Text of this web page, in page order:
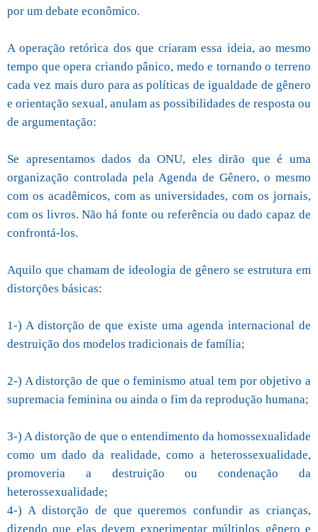
por um debate econômico.
A operação retórica dos que criaram essa ideia, ao mesmo
tempo que opera criando pânico, medo e tornando o terreno
cada vez mais duro para as políticas de igualdade de gênero
e orientação sexual, anulam as possibilidades de resposta ou
de argumentação:
Se apresentamos dados da ONU, eles dirão que é uma
organização controlada pela Agenda de Gênero, o mesmo
com os acadêmicos, com as universidades, com os jornais,
com os livros. Não há fonte ou referência ou dado capaz de
confrontá-los.
Aquilo que chamam de ideologia de gênero se estrutura em
distorções básicas:
1-) A distorção de que existe uma agenda internacional de
destruição dos modelos tradicionais de família;
2-) A distorção de que o feminismo atual tem por objetivo a
supremacia feminina ou ainda o fim da reprodução humana;
3-) A distorção de que o entendimento da homossexualidade
como um dado da realidade, como a heterossexualidade,
promoveria a destruição ou condenação da
heterossexualidade;
4-) A distorção de que queremos confundir as crianças,
dizendo que elas devem experimentar múltiplos gênero e